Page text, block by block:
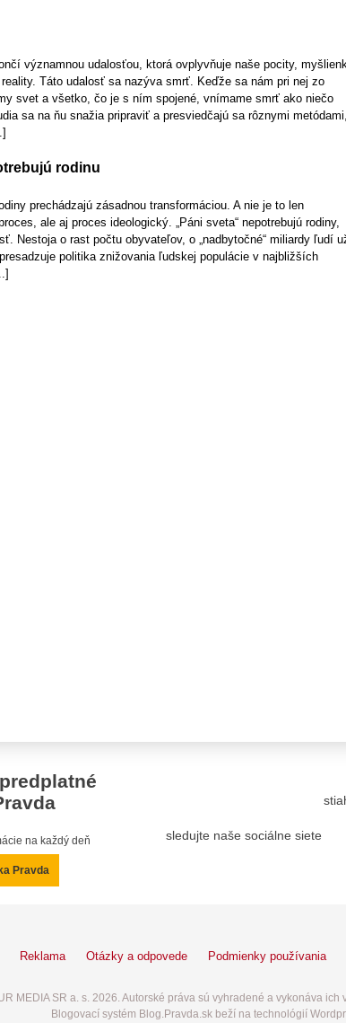
významnou udalosťou, ktorá ovplyvňuje naše pocity,
Táto udalosť sa nazýva smrť. Keďže sa nám pri nej zo
svet a všetko, čo je s ním spojené, vnímame smrť ako niečo
sa na ňu snažia pripraviť a presviedčajú sa rôznymi
rodinu
prechádzajú zásadnou transformáciou. A nie je to len
ale aj proces ideologický. „Páni sveta“ nepotrebujú rodiny,
Nestoja o rast počtu obyvateľov, o „nadbytočné“ miliardy ľudí
politika znižovania ľudskej populácie v najbližších
na každý deň
Pravda
sledujte naše sociálne siete
Reklama Otázky a odpovede Podmienky používania
MEDIA SR a. s. 2026. Autorské práva sú vyhradené a vykonáva ich
Blogovací systém Blog.Pravda.sk beží na technológií